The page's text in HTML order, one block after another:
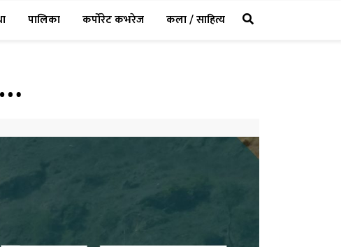
(current)
पालिका(current)कर्पोरेट कभरेज(current)कला / साहित्य(current)